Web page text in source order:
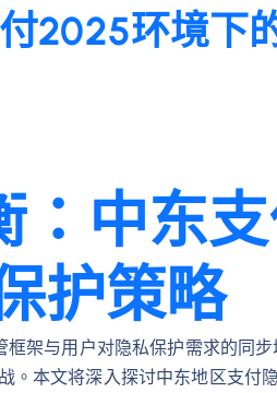
2025环境下
：中东
护策略
架与用户对隐私保护需求的同
。本文将深入探讨中东地区支付